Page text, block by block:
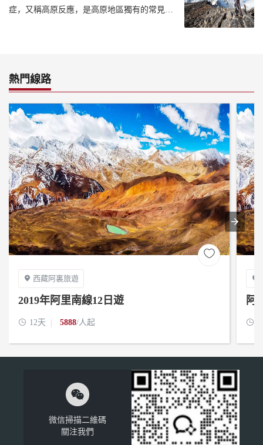
症，又稱高原反應，是高原地區獨有的常見
熱門線路

 西藏阿裏旅遊
2019年阿里南線12日遊
 12天 5888/人起

阿


微信掃描二維碼
關注我們